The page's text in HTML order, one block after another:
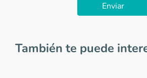
Enviar
También te puede